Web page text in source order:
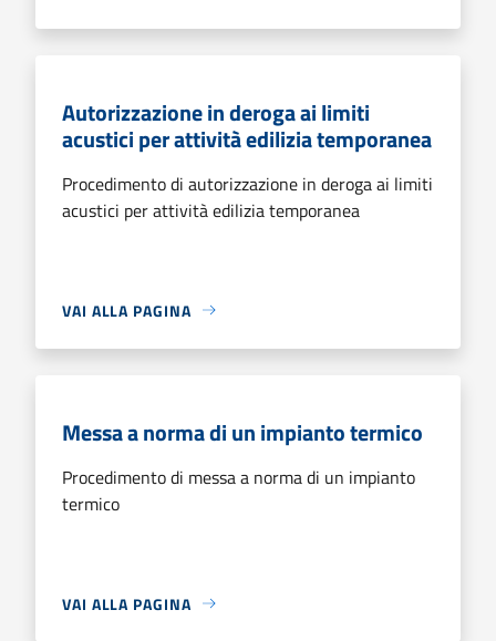
Autorizzazione in deroga ai limiti
acustici per attività edilizia temporanea
Procedimento di autorizzazione in deroga ai limiti
acustici per attività edilizia temporanea
VAI ALLA PAGINA
Messa a norma di un impianto termico
Procedimento di messa a norma di un impianto
termico
VAI ALLA PAGINA